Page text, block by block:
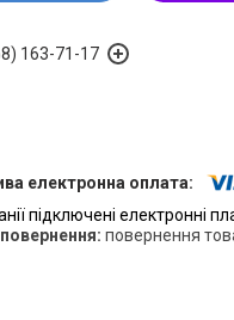
163-71-17
підключені електронні
повернення